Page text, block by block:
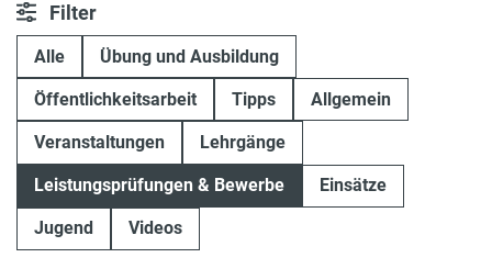
Filter
Alle Übung und Ausbildung
Öffentlichkeitsarbeit Tipps Allgemein
Veranstaltungen Lehrgänge
Leistungsprüfungen & Bewerbe Einsätze
Jugend Videos